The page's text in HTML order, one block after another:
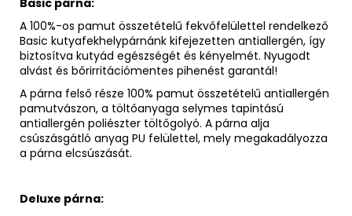
Basic párna:
A 100%-os pamut összetételű fekvőfelülettel rendelkező
Basic kutyafekhelypárnánk kifejezetten antiallergén, így
biztosítva kutyád egészségét és kényelmét. Nyugodt
alvást és bőrirritációmentes pihenést garantál!
A párna felső része 100% pamut összetételű antiallergén
pamutvászon, a töltőanyaga selymes tapintású
antiallergén poliészter töltőgolyó. A párna alja
csúszásgátló anyag PU felülettel, mely megakadályozza
a párna elcsúszását.
Deluxe párna: